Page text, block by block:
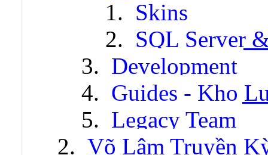
Skins
SQL Server
Development
Guides - Kho
Legacy Team
Võ Lâm Truyền